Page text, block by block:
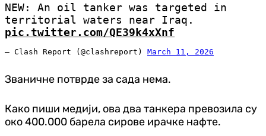
NEW: An oil tanker was targeted in
territorial waters near Iraq.
pic.twitter.com/QE39k4xXnf
— Clash Report (@clashreport) March 11, 2026
Званичне потврде за сада нема.
Како пиши медији, ова два танкера превозила су
око 400.000 барела сирове ирачке нафте.